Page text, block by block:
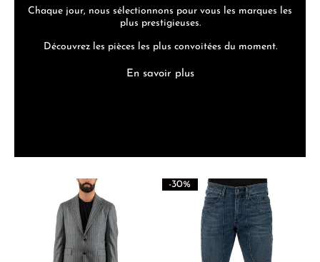
Chaque jour, nous sélectionnons pour vous les marques les
plus prestigieuses.
Découvrez les pièces les plus convoitées du moment.
En savoir plus
-30%